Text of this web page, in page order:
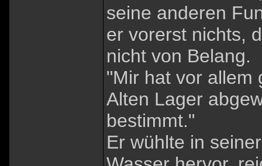
seine anderen
er vorerst nichts,
nicht von Belang.
"Mir hat vor allem
Alten Lager
bestimmt."
Er wühlte in